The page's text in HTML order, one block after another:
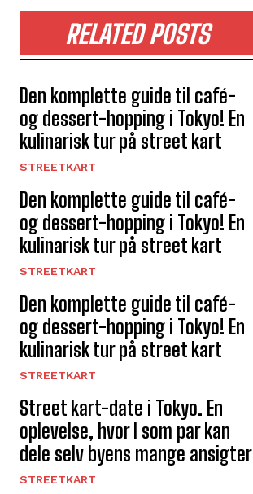
RELATED POSTS
Den komplette guide til café-
og dessert-hopping i Tokyo! En
kulinarisk tur på street kart
STREETKART
Den komplette guide til café-
og dessert-hopping i Tokyo! En
kulinarisk tur på street kart
STREETKART
Den komplette guide til café-
og dessert-hopping i Tokyo! En
kulinarisk tur på street kart
STREETKART
Street kart-date i Tokyo. En
oplevelse, hvor I som par kan
dele selv byens mange ansigter
STREETKART